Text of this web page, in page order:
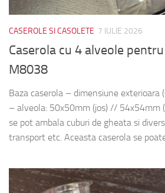
CASEROLE SI CASOLETE 7 IULIE 2026
Caserola cu 4 alveole
M8038
Baza caserola – dimensiune exterioara
– alveola: 50x50mm (jos) // 54x54mm
se pot ambala cuburi de gheata si
transport etc. Aceasta caserola se